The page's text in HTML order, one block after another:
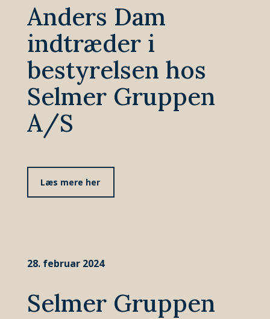
Anders Dam
indtræder i
bestyrelsen hos
Selmer Gruppen
A/S
Læs mere her
28. februar 2024
Selmer Gruppen